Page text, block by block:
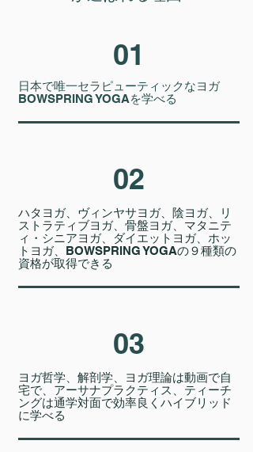
01
日本で唯一​セラピューティックなヨガ
BOWSPRING YOGAを学べる
02
ハタヨガ、ヴィンヤサヨガ、陰ヨガ、リ
ストラティブヨガ、骨盤ヨガ、マタニテ
ィ・シニアヨガ、ダイエットヨガ、ホッ
トヨガ、BOWSPRING YOGAの９種類の
資格が取得できる
03
ヨガ哲学、解剖学、ヨガ理論は動画で自
宅で、アーサナプラクティス、ティーチ
ングは通学対面で効率良くハイブリッド
に学べる